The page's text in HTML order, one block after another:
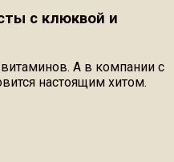
с клюквой и
А в компании с
настоящим хитом.